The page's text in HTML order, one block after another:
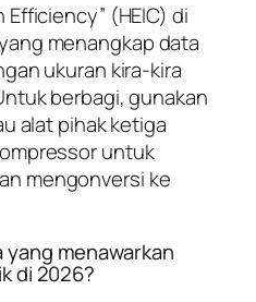
Efficiency” (HEIC) di
menangkap data
ukuran kira-kira
berbagi, gunakan
alat pihak ketiga
untuk
mengonversi ke
yang menawarkan
di 2026?